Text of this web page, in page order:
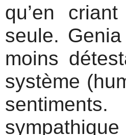
qu’en
seule.
moins
système